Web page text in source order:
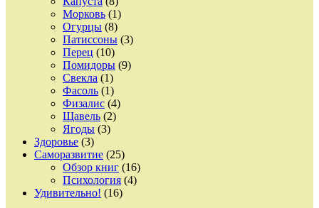
Морковь (1)
Огурцы (8)
Патиссоны (3)
Перец (10)
Помидоры (9)
Свекла (1)
Фасоль (1)
Физалис (4)
Щавель (2)
Ягоды (3)
Здоровье (3)
Саморазвитие (25)
Обзор книг (16)
Психология (4)
Удивительно! (16)